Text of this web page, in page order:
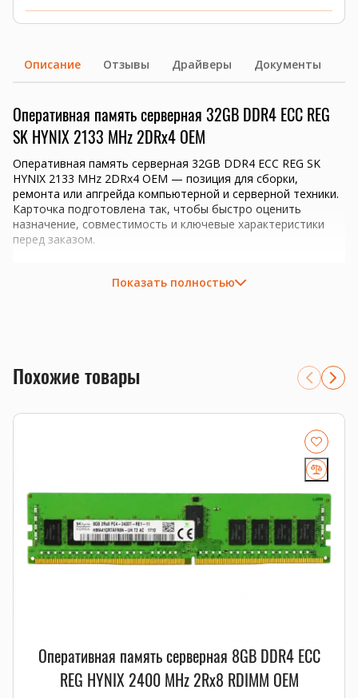
Описание Отзывы Драйверы Документы
Оперативная память серверная 32GB DDR4 ECC REG
SK HYNIX 2133 MHz 2DRx4 OEM
Оперативная память серверная 32GB DDR4 ECC REG SK
HYNIX 2133 MHz 2DRx4 OEM — позиция для сборки,
ремонта или апгрейда компьютерной и серверной техники.
Карточка подготовлена так, чтобы быстро оценить
назначение, совместимость и ключевые характеристики
перед заказом.
системы, где важны ECC-коррекция ошибок и стабильная
работа 24/7
подходящую плату, процессор, память, накопитель или
серверную корзину под вашу конфигурацию. Для серверных
комплектующих особенно важно сверить поколение
платформы, форм-фактор, интерфейс и part number.
Показать полностью
Похожие товары
Оперативная память серверная 8GB DDR4 ECC
REG HYNIX 2400 MHz 2Rx8 RDIMM OEM